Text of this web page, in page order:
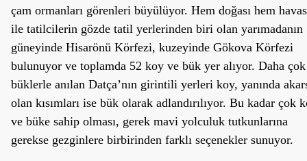
çam ormanları görenleri büyülüyor. Hem doğası hem
ile tatilcilerin gözde tatil yerlerinden biri olan yarımadanın
güneyinde Hisarönü Körfezi, kuzeyinde Gökova Körfezi
bulunuyor ve toplamda 52 koy ve bük yer alıyor. Daha çok
büklerle anılan Datça’nın girintili yerleri koy, yanında
olan kısımları ise bük olarak adlandırılıyor. Bu kadar çok
ve büke sahip olması, gerek mavi yolculuk tutkunlarına
gerekse gezginlere birbirinden farklı seçenekler sunuyor.